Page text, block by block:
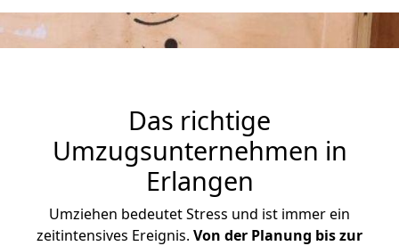
Das richtige
Umzugsunternehmen in
Erlangen
Umziehen bedeutet Stress und ist immer ein
zeitintensives Ereignis. Von der Planung bis zur